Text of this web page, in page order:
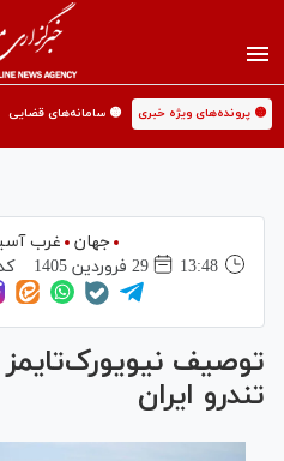
🟡 پرونده‌های ویژه خبری 🟡 سامانه‌های قضایی
جهان
غرب
13:48
29 فروردين 1405
توصیف نیویورک‌تایمز
تندرو ایران